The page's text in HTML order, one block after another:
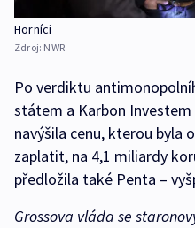
Horníci
Zdroj: NWR
Po verdiktu
státem a Karbon Investem
navýšila cenu, kterou byla
zaplatit, na 4,1 miliardy
předložila také Penta –
Grossova vláda se